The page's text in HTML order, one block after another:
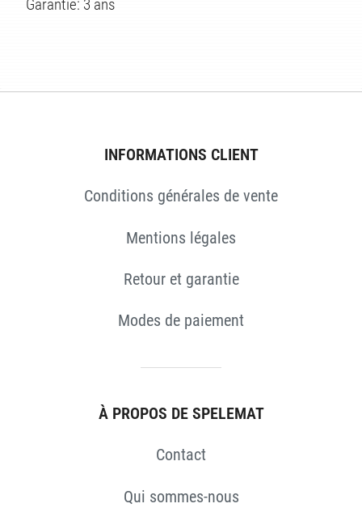
Garantie: 3 ans
INFORMATIONS CLIENT
Conditions générales de vente
Mentions légales
Retour et garantie
Modes de paiement
À PROPOS DE SPELEMAT
Contact
Qui sommes-nous